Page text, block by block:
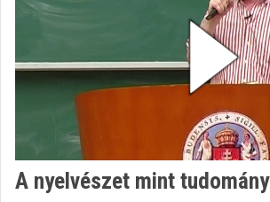
Categories
Organizations
Contributors
A nyelvészet mint tudomány